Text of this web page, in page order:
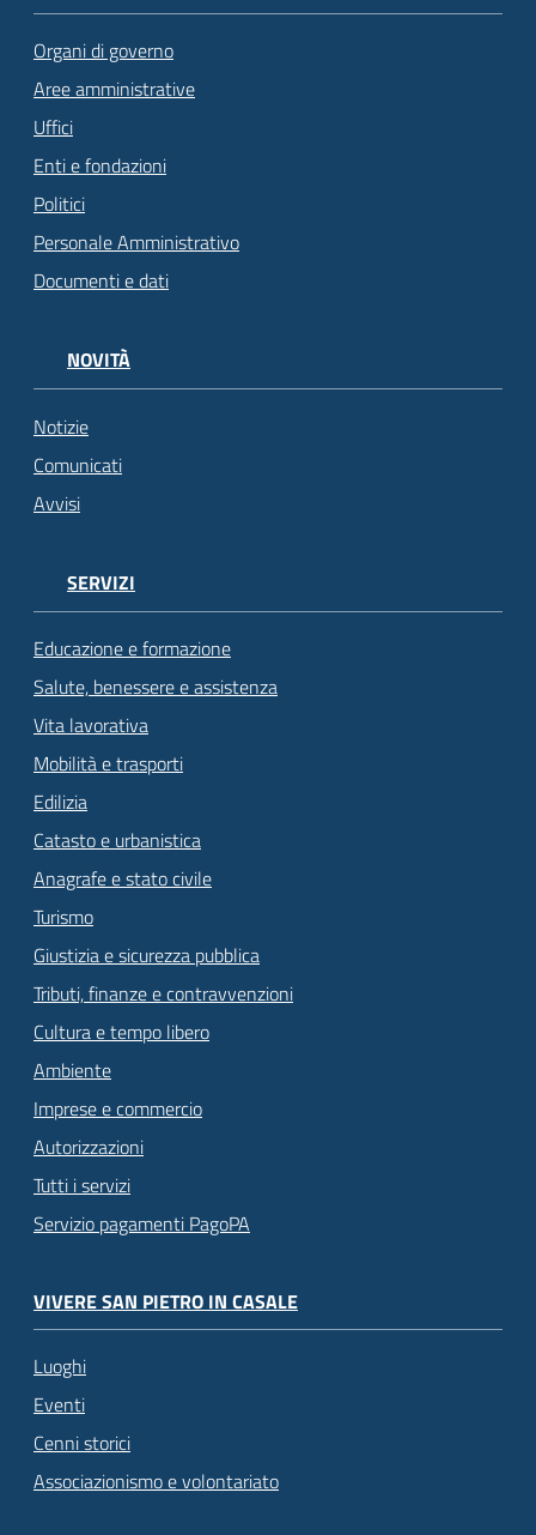
Organi di governo
Aree amministrative
Uffici
Enti e fondazioni
Politici
Personale Amministrativo
Documenti e dati
NOVITÀ
Notizie
Comunicati
Avvisi
SERVIZI
Educazione e formazione
Salute, benessere e assistenza
Vita lavorativa
Mobilità e trasporti
Edilizia
Catasto e urbanistica
Anagrafe e stato civile
Turismo
Giustizia e sicurezza pubblica
Tributi, finanze e contravvenzioni
Cultura e tempo libero
Ambiente
Imprese e commercio
Autorizzazioni
Tutti i servizi
Servizio pagamenti PagoPA
VIVERE SAN PIETRO IN CASALE
Luoghi
Eventi
Cenni storici
Associazionismo e volontariato